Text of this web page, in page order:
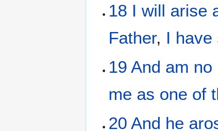
18 I will arise
Father, I have
19 And am no
me as one of
20 And he